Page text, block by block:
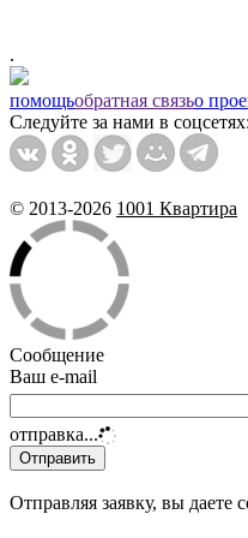
.
помощьобратная связьо
Следуйте за нами в соцсетях:
© 2013-2026 1001 Квартира
Сообщение
Ваш e-mail
отправка...
Отправляя заявку, вы даете